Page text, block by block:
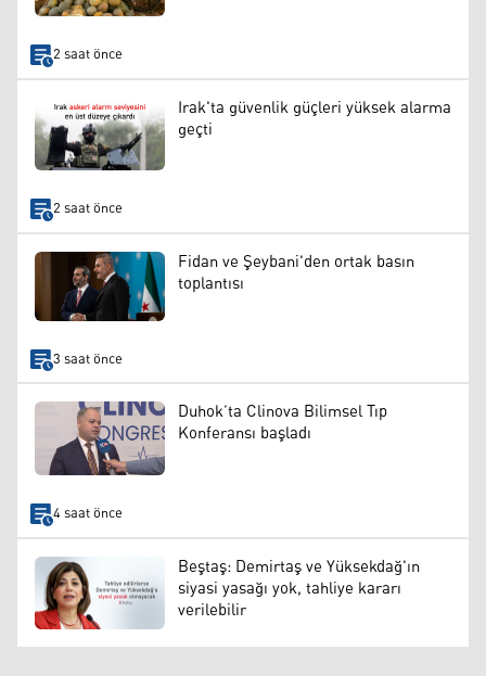
2 saat önce
Irak'ta güvenlik güçleri yüksek alarma
geçti
2 saat önce
Fidan ve Şeybani'den ortak basın
toplantısı
3 saat önce
Duhok’ta Clinova Bilimsel Tıp
Konferansı başladı
4 saat önce
Beştaş: Demirtaş ve Yüksekdağ'ın
siyasi yasağı yok, tahliye kararı
verilebilir